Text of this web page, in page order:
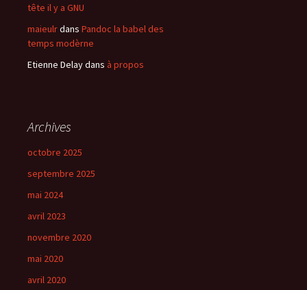
tête il y a GNU
maieulrdans Pandoc la babel des
temps modèrne
Etienne Delaydans à propos
Archives
octobre 2025
septembre 2025
mai 2024
avril 2023
novembre 2020
mai 2020
avril 2020